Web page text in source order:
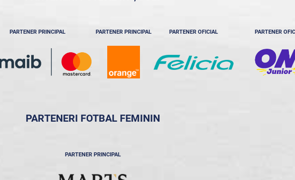
PARTENER PRINCIPAL PARTENER PRINCIPAL PARTENER OFICIAL PARTENER
PARTENERI FOTBAL FEMININ
PARTENER PRINCIPAL